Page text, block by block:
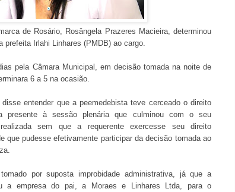
de Rosário, Rosângela Prazeres Macieira, determinou
Irlahi Linhares (PMDB) ao cargo.
pela Câmara Municipal, em decisão tomada na noite de
6 a 5 na ocasião.
entender que a peemedebista teve cerceado o direito
presente à sessão plenária que culminou com o seu
sem que a requerente exercesse seu direito
que pudesse efetivamente participar da decisão tomada ao
por suposta improbidade administrativa, já que a
a empresa do pai, a Moraes e Linhares Ltda, para o